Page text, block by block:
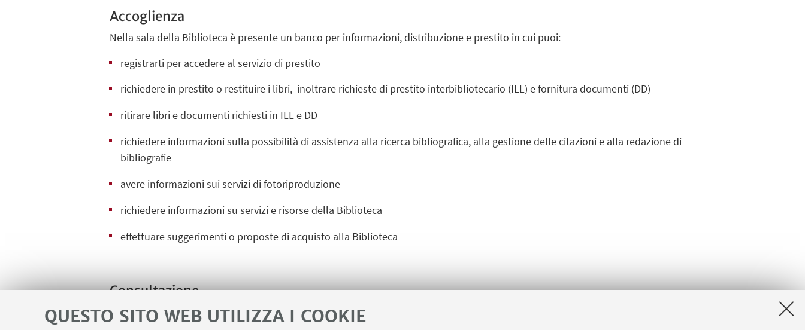
QUESTO SITO WEB UTILIZZA I COOKIE
Accoglienza
Nella sala della Biblioteca è presente un banco per informazioni, distribuzione e prestito in cui puoi:
registrarti per accedere al servizio di prestito
richiedere in prestito o restituire i libri, inoltrare richieste di prestito interbibliotecario (ILL) e fornitura documenti (DD)
ritirare libri e documenti richiesti in ILL e DD
richiedere informazioni sulla possibilità di assistenza alla ricerca bibliografica, alla gestione delle citazioni e alla redazione di
bibliografie
avere informazioni sui servizi di fotoriproduzione
richiedere informazioni su servizi e risorse della Biblioteca
effettuare suggerimenti o proposte di acquisto alla Biblioteca
Consultazione
La biblioteca è organizzata in gran parte a scaffale aperto e l’accesso ai libri è libero. La consultazione in sede del materiale